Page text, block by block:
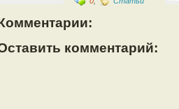
комментарий: